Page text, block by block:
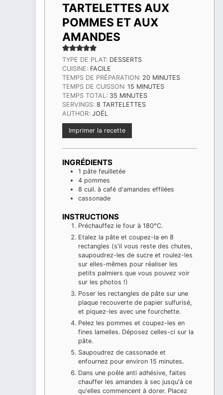
TARTELETTES AUX
POMMES ET AUX
AMANDES
TYPE DE PLAT: DESSERTS
CUISINE: FACILE
TEMPS DE PRÉPARATION: 20 MINUTES
MINUTES
TEMPS DE CUISSON: 15 MINUTES
MINUTES
TEMPS TOTAL: 35 MINUTES
MINUTES
SERVINGS: 8 TARTELETTES
AUTHOR: JOËL
Imprimer la recette
INGRÉDIENTS
1 pâte feuilletée
4 pommes
8 cuil. à café d'amandes effilées
cassonade
INSTRUCTIONS
Préchauffez le four à 180°C.
Etalez la pâte et coupez-la en 8
rectangles (s'il vous reste des chutes,
saupoudrez-les de sucre et roulez-les
sur elles-mêmes pour réaliser les
petits palmiers que vous pouvez voir
sur les photos !)
Poser les rectangles de pâte sur une
plaque recouverte de papier sulfurisé,
et piquez-les avec une fourchette.
Pelez les pommes et coupez-les en
fines lamelles. Déposez celles-ci sur la
pâte.
Saupoudrez de cassonade et
enfournez pour environ 15 minutes.
Dans une poêle anti adhésive, faites
chauffer les amandes à sec jusqu'à ce
qu'elles commencent à dorer. Placez